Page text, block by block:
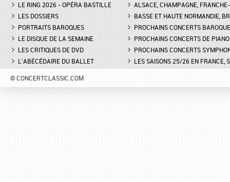
LE RING 2026 - OPÉRA BASTILLE
LES DOSSIERS
PORTRAITS BAROQUES
LE DISQUE DE LA SEMAINE
LES CRITIQUES DE DVD
L'ABÉCÉDAIRE DU BALLET
ALSACE, CHAMPAGNE,
BASSE ET HAUTE NORMANDIE,
PROCHAINS CONCERTS
PROCHAINS CONCERTS DE PIANO
PROCHAINS CONCERTS
LES SAISONS 25/26 EN FRANCE,
© CONCERTCLASSIC.COM